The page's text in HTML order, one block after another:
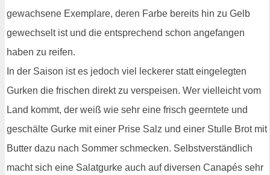
gewachsene Exemplare, deren Farbe bereits hin zu Gelb
gewechselt ist und die entsprechend schon angefangen
haben zu reifen.
In der Saison ist es jedoch viel leckerer statt eingelegten
Gurken die frischen direkt zu verspeisen. Wer vielleicht vom
Land kommt, der weiß wie sehr eine frisch geerntete und
geschälte Gurke mit einer Prise Salz und einer Stulle Brot mit
Butter dazu nach Sommer schmecken. Selbstverständlich
macht sich eine Salatgurke auch auf diversen Canapés sehr